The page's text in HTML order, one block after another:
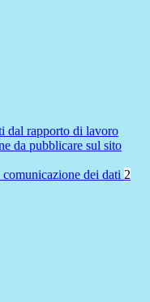
dal rapporto di lavoro
da pubblicare sul sito
dei dati 2